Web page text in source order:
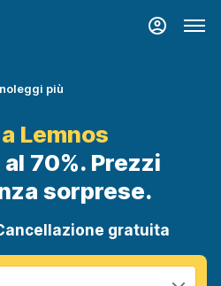
più
Lemnos
70%. Prezzi
sorprese.
gratuita